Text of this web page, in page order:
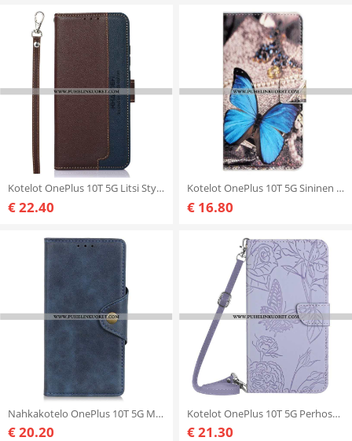
Kotelot OnePlus 10T 5G Litsi Style Rfid Khazneh
€ 22.40
Kotelot OnePlus 10T 5G Sininen Perhonen
€ 16.80
Nahkakotelo OnePlus 10T 5G Magneettinen Painike
€ 20.20
Kotelot OnePlus 10T 5G Perhoset Ja Olkahihna
€ 21.30